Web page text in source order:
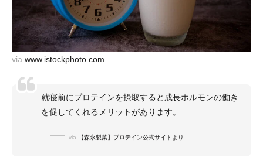
via www.istockphoto.com
就寝前にプロテインを摂取すると成長ホルモンの働き
を促してくれるメリットがあります。
via 【森永製菓】プロテイン公式サイトより